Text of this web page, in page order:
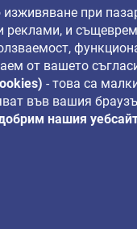
при
реклами, и
от вашето
- това са
във вашия
нашия